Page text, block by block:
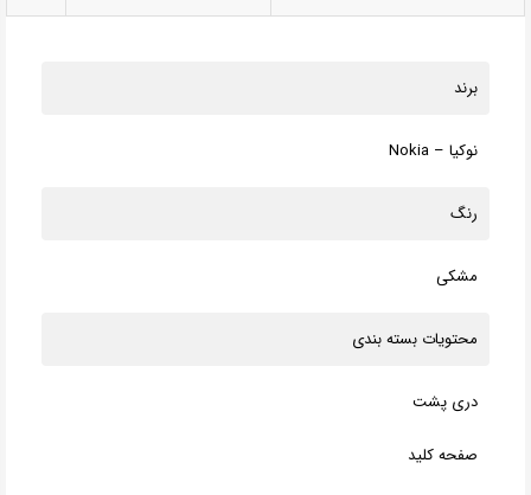
برند
نوکیا – Nokia
رنگ
مشکی
محتویات بسته بندی
دری پشت
صفحه کلید